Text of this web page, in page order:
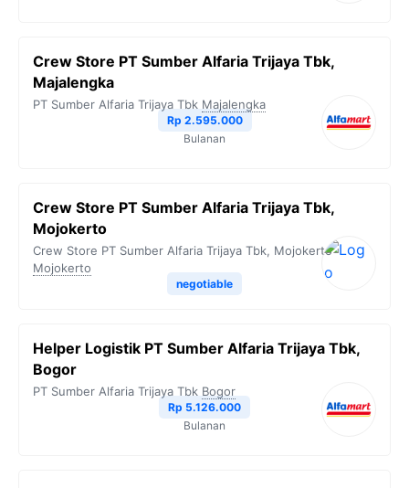
Crew Store PT Sumber Alfaria Trijaya Tbk,
Majalengka
PT Sumber Alfaria Trijaya Tbk Majalengka
Rp 2.595.000
Bulanan
Crew Store PT Sumber Alfaria Trijaya Tbk,
Mojokerto
Crew Store PT Sumber Alfaria Trijaya Tbk, Mojokerto
Mojokerto
negotiable
Helper Logistik PT Sumber Alfaria Trijaya Tbk,
Bogor
PT Sumber Alfaria Trijaya Tbk Bogor
Rp 5.126.000
Bulanan